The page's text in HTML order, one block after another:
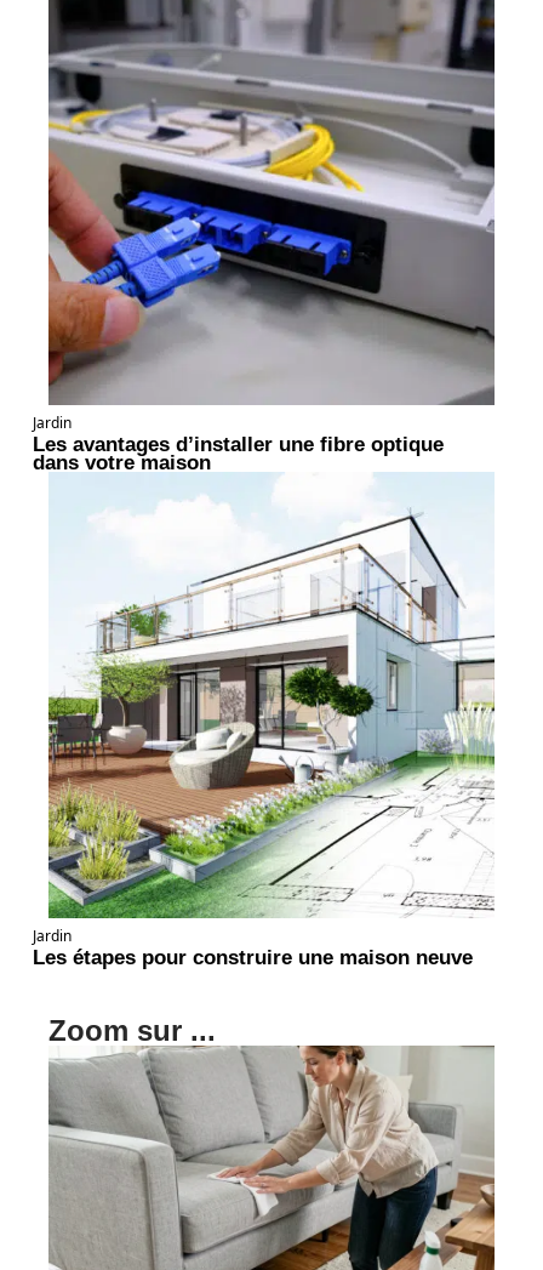
Jardin
Les avantages d’installer une fibre optique
dans votre maison
Jardin
Les étapes pour construire une maison neuve
Zoom sur ...